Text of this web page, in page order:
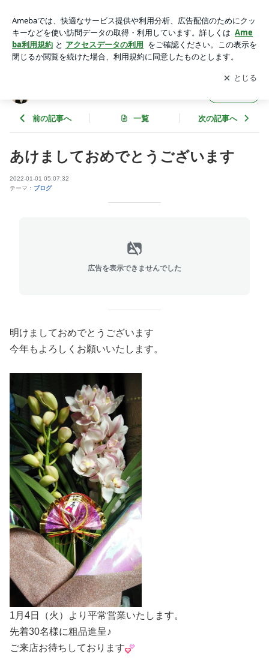
アプリをダウンロードして ブログの更新通知
を受け取りまし
ょう。
開く
前の記事へ 一覧 次の記事へ
あけましておめでとうございます
2022-01-01 05:07:32
テーマ： ブログ
広告を表示できませんでした
明けましておめでとうございます
今年もよろしくお願いいたします。
1月4日（火）より平常営業いたします。
先着30名様に粗品進呈♪
ご来店お待ちしております